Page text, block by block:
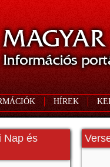
HÍREK
Nap és